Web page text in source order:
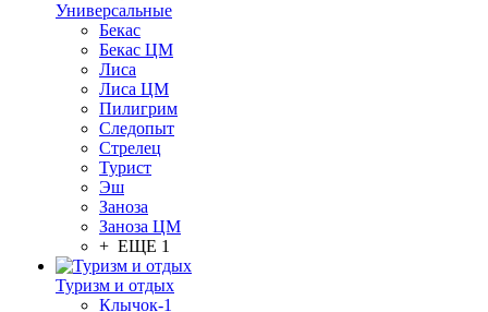
Универсальные
Бекас
Бекас ЦМ
Лиса
Лиса ЦМ
Пилигрим
Следопыт
Стрелец
Турист
Эш
Заноза
Заноза ЦМ
+ ЕЩЕ 1
Туризм и отдых
Клычок-1